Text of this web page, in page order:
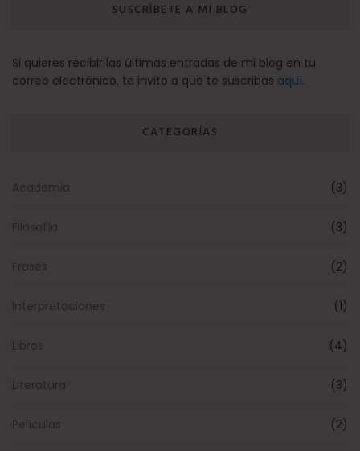
SUSCRÍBETE A MI BLOG
Si quieres recibir las últimas entradas de mi blog en tu
correo electrónico, te invito a que te suscribas aquí.
CATEGORÍAS
Academia (3)
Filosofía (3)
Frases (2)
Interpretaciones (1)
Libros (4)
Literatura (3)
Películas (2)